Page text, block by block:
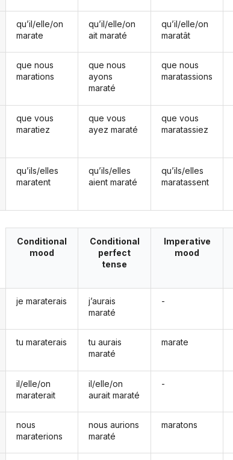
qu’il/elle/on
marate
que nous
marations
que vous
maratiez
qu’ils/elles
maratent
qu’il/elle/on
ait maraté
que nous
ayons
maraté
que vous
ayez maraté
qu’ils/elles
aient maraté
qu’il/elle/on
maratât
que nous
maratassions
que vous
maratassiez
qu’ils/elles
maratassent
Conditional
mood
je maraterais
tu maraterais
il/elle/on
maraterait
nous
maraterions
Conditional
perfect
tense
j’aurais
maraté
tu aurais
maraté
il/elle/on
aurait maraté
nous aurions
maraté
Imperative
mood
-
marate
-
maratons